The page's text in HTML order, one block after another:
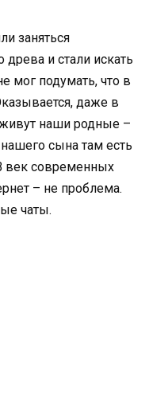
заняться
древа и стали искать
мог подумать, что в
даже в
наши родные –
нашего сына там есть
век современных
– не проблема.
чаты.